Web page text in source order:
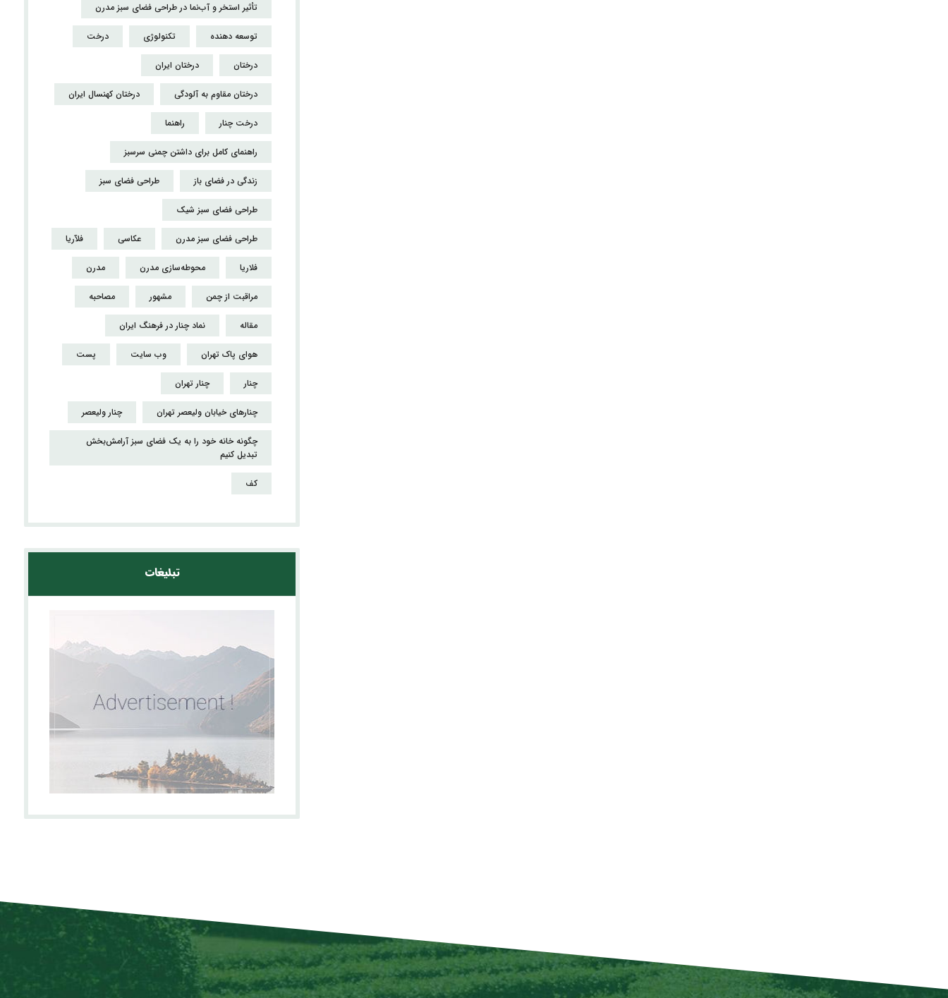
تأثیر استخر و آب‌نما در طراحی فضای سبز مدرن
توسعه دهنده تکنولوژی درخت
درختان درختان ایران
درختان مقاوم به آلودگی درختان کهنسال ایران
درخت چنار راهنما
راهنمای کامل برای داشتن چمنی سرسبز
زندگی در فضای باز طراحی فضای سبز
طراحی فضای سبز شیک
طراحی فضای سبز مدرن عکاسی فلآریا
فلاریا محوطه‌سازی مدرن مدرن
مراقبت از چمن مشهور مصاحبه
مقاله نماد چنار در فرهنگ ایران
هوای پاک تهران وب سایت پست
چنار چنار تهران
چنارهای خیابان ولیعصر تهران چنار ولیعصر
چگونه خانه خود را به یک فضای سبز آرامش‌بخش
تبدیل کنیم
کف
تبلیغات